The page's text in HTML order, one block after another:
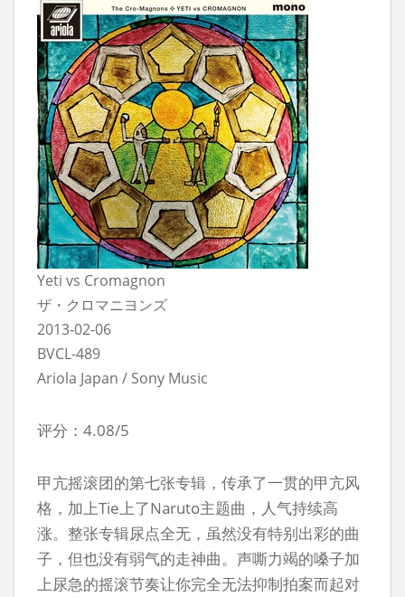
Yeti vs Cromagnon
ザ・クロマニヨンズ
2013-02-06
BVCL-489
Ariola Japan / Sony Music
评分：4.08/5
甲亢摇滚团的第七张专辑，传承了一贯的甲亢风
格，加上Tie上了Naruto主题曲，人气持续高
涨。整张专辑尿点全无，虽然没有特别出彩的曲
子，但也没有弱气的走神曲。声嘶力竭的嗓子加
上尿急的摇滚节奏让你完全无法抑制拍案而起对